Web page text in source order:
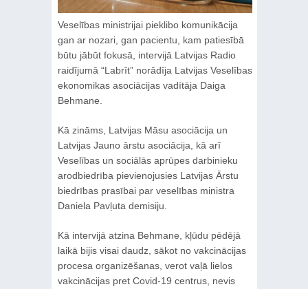
Veselības ministrijai pieklibo komunikācija
gan ar nozari, gan pacientu, kam patiesībā
būtu jābūt fokusā, intervijā Latvijas Radio
raidījumā “Labrīt” norādīja Latvijas Veselības
ekonomikas asociācijas vadītāja Daiga
Behmane.
Kā zināms, Latvijas Māsu asociācija un
Latvijas Jauno ārstu asociācija, kā arī
Veselības un sociālās aprūpes darbinieku
arodbiedrība pievienojusies Latvijas Ārstu
biedrības prasībai par veselības ministra
Daniela Pavļuta demisiju.
Kā intervijā atzina Behmane, kļūdu pēdējā
laikā bijis visai daudz, sākot no vakcinācijas
procesa organizēšanas, verot vaļā lielos
vakcinācijas pret Covid-19 centrus, nevis